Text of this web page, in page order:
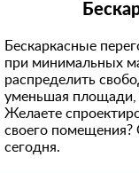
Бескаркасные
при минимальных
распределить
уменьшая площади,
Желаете
своего
сегодня.